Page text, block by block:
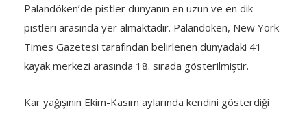
Palandöken’de pistler dünyanın en uzun ve en dik
pistleri arasında yer almaktadır. Palandöken, New York
Times Gazetesi tarafından belirlenen dünyadaki 41
kayak merkezi arasında 18. sırada gösterilmiştir.
Kar yağışının Ekim-Kasım aylarında kendini gösterdiği